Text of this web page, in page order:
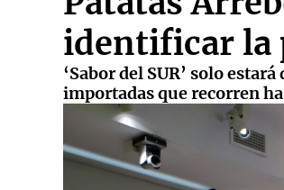
identificar la
‘Sabor del SUR’ solo
importadas que recorren